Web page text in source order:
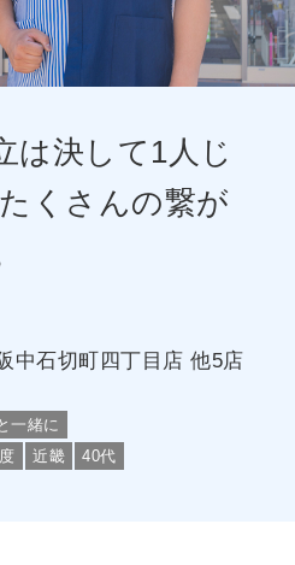
は決して1人じ
くさんの繋が
中石切町四丁目店 他5店
一緒に
近畿 40代